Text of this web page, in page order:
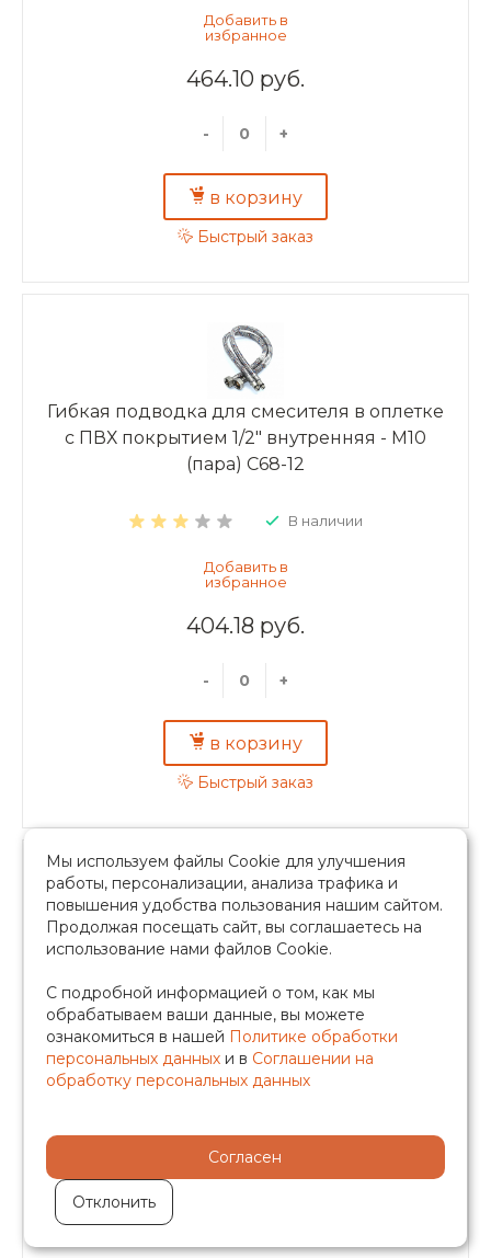
464.10 руб.
- +
в корзину
Быстрый заказ
Гибкая подводка для смесителя в оплетке
с ПВХ покрытием 1/2" внутренняя - M10
(пара) C68-12
В наличии
404.18 руб.
- +
в корзину
Быстрый заказ
Гибкая подводка для смесителя в оплетке
с ПВХ покрытием 1/2" внутренняя - M10
(пара) C68-10
В наличии
359.55 руб.
Мы используем файлы Cookie для улучшения
работы, персонализации, анализа трафика и
повышения удобства пользования нашим сайтом.
Продолжая посещать сайт, вы соглашаетесь на
использование нами файлов Cookie.
С подробной информацией о том, как мы
обрабатываем ваши данные, вы можете
ознакомиться в нашей Политике обработки
персональных данных и в Соглашении на
обработку персональных данных
Согласен
Отклонить